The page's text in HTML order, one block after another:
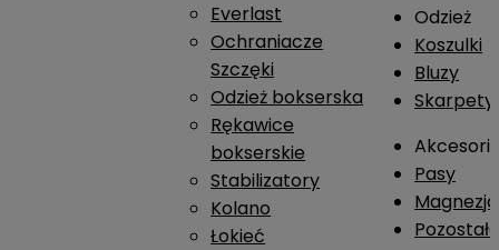
Everlast
Ochraniacze
Szczęki
Odzież bokserska
Rękawice
bokserskie
Stabilizatory
Kolano
Łokieć
Odzież
Koszulki
Bluzy
Skarpety
Pasy
Magnezja